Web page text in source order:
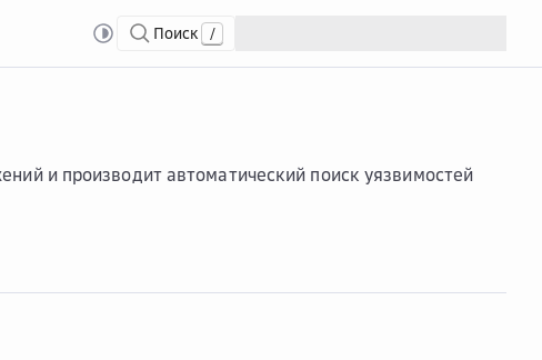
Поиск /
и производит автоматический поиск уязвимостей